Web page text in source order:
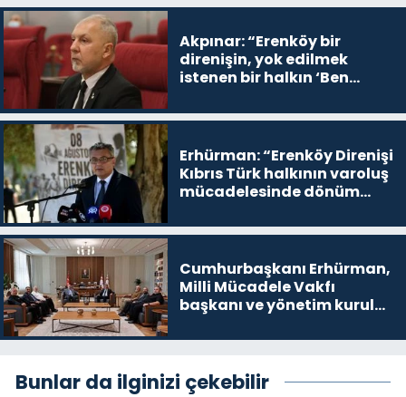
Akpınar: “Erenköy bir
direnişin, yok edilmek
istenen bir halkın ‘Ben
devam edeceğim’ dediği
Erhürman: “Erenköy Direnişi
Kıbrıs Türk halkının varoluş
mücadelesinde dönüm
Cumhurbaşkanı Erhürman,
Milli Mücadele Vakfı
başkanı ve yönetim kurulu
Bunlar da ilginizi çekebilir